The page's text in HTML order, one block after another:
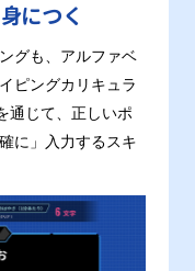
につく
グも、アルファベ
ピングカリキュラ
通じて、正しいポ
に」入力するスキ